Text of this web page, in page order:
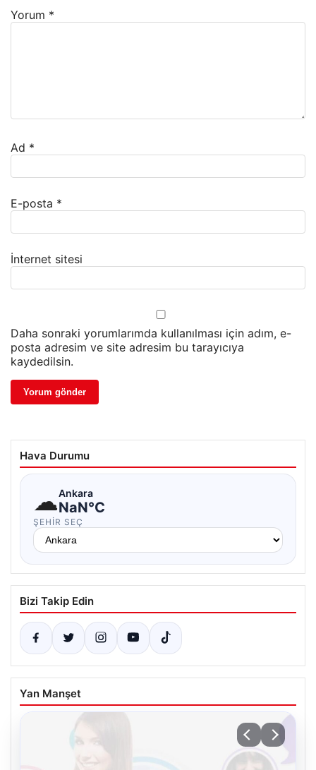
Yorum *
Ad *
E-posta *
İnternet sitesi
Daha sonraki yorumlarımda kullanılması için adım, e-
posta adresim ve site adresim bu tarayıcıya
kaydedilsin.
Hava Durumu
☁Ankara
NaN°C
ŞEHIR SEÇ
Bizi Takip Edin
Yan Manşet